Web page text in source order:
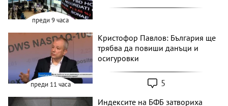
преди 9 часа
преди 11 часа
Кристофор Павлов: България ще
трябва да повиши данъци и
осигуровки
5
Индексите на БФБ затвориха